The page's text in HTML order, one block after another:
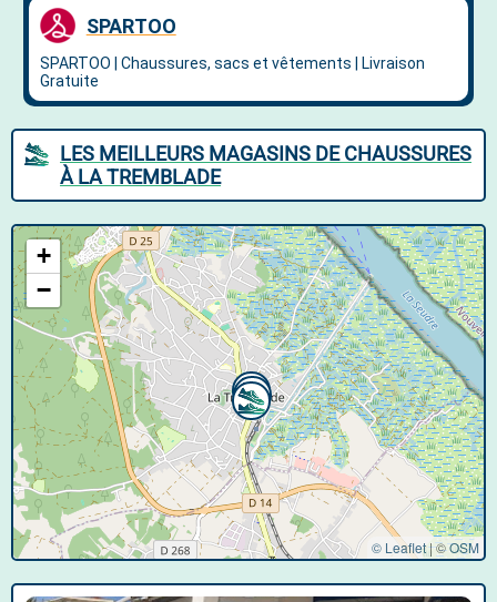
LES MEILLEURS MAGASINS DE CHAUSSURES
À LA TREMBLADE
+
−
© Leaflet|©OSM